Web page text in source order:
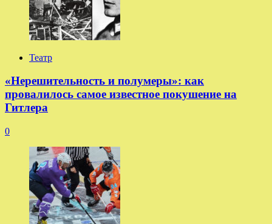
Театр
«Нерешительность и полумеры»: как
провалилось самое известное покушение на
Гитлера
0